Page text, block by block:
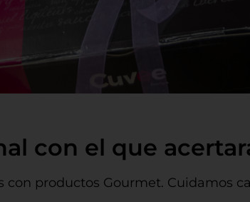
con el que
productos Gourmet. Cuidamos